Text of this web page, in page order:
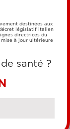
destinées aux
législatif italien
directrices du
à jour ultérieure
santé ?